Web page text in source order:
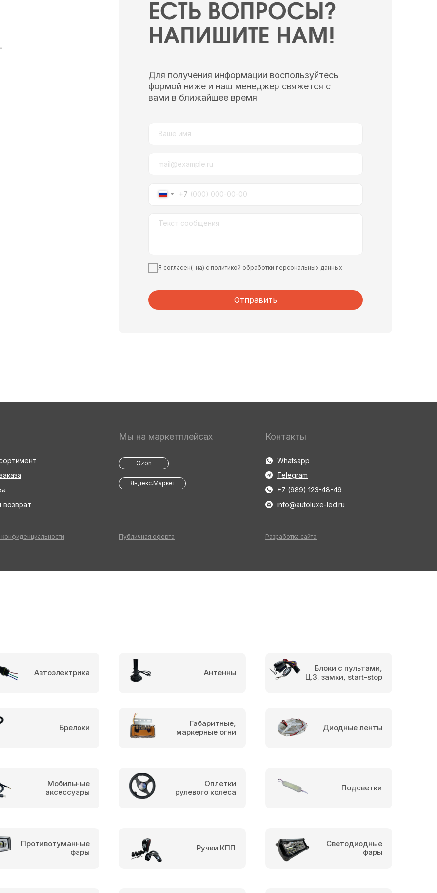
ЕСТЬ ВОПРОСЫ?
НАПИШИТЕ НАМ!
Для получения информации воспользуйтесь
формой ниже и наш менеджер свяжется с
вами в ближайшее время
+7
Я согласен(-на) с политикой обработки персональных данных
Отправить
конфиденциальности Публичная оферта Разработка сайта
info@autoluxe-led.ru
Мы на маркетплейсах Контакты
+7 (989) 123-48-49
Telegram
Whatsapp
Ozon
Яндекс.Маркет
Антенны
Подсветки
Мобильные
аксессуары
Автоэлектрика
Оплетки
рулевого колеса
Светодиодные
фары
Брелоки
Противотуманные
фары
Блоки с пультами,
Ц.З, замки, start-stop
Габаритные,
маркерные огни
Диодные ленты
Ручки КПП